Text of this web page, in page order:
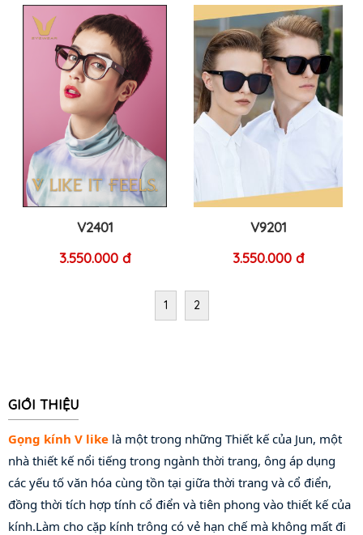
V2401
3.550.000 đ
V9201
3.550.000 đ
1 2
GIỚI THIỆU
Gọng kính V like là một trong những Thiết kế của Jun, một
nhà thiết kế nổi tiếng trong ngành thời trang, ông áp dụng
các yếu tố văn hóa cùng tồn tại giữa thời trang và cổ điển,
đồng thời tích hợp tính cổ điển và tiên phong vào thiết kế của
kính.Làm cho cặp kính trông có vẻ hạn chế mà không mất đi